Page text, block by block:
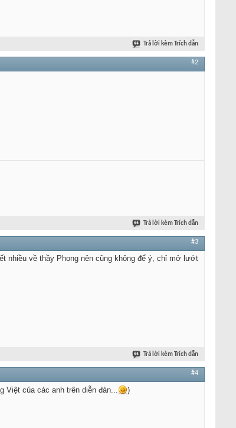
Trả lời kèm Trích dẫn
#2
Trả lời kèm Trích dẫn
#3
nhiều về thầy Phong nên cũng không để ý, chỉ mở lướt
Trả lời kèm Trích dẫn
#4
Việt của các anh trên diễn đàn... )